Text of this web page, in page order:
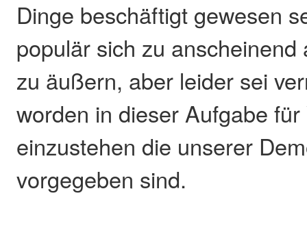
Dinge beschäftigt gewesen
populär sich zu anscheinend
zu äußern, aber leider sei
worden in dieser Aufgabe
einzustehen die unserer
vorgegeben sind.